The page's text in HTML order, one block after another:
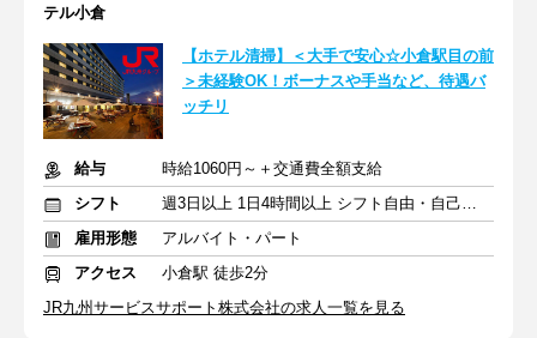
テル小倉
【ホテル清掃】＜大手で安心☆小倉駅目の前
＞未経験OK！ボーナスや手当など、待遇バ
ッチリ
給与
時給1060円～＋交通費全額支給
シフト
週3日以上 1日4時間以上 シフト自由・自己申告
雇用形態
アルバイト・パート
アクセス
小倉駅 徒歩2分
JR九州サービスサポート株式会社の求人一覧を見る